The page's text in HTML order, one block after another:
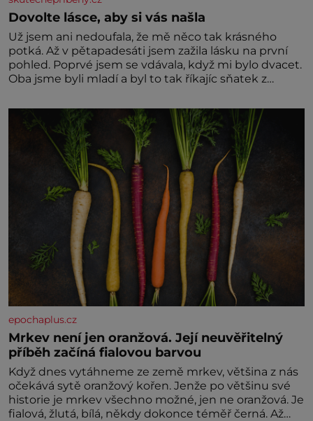
Dovolte lásce, aby si vás našla
Už jsem ani nedoufala, že mě něco tak krásného
potká. Až v pětapadesáti jsem zažila lásku na první
pohled. Poprvé jsem se vdávala, když mi bylo dvacet.
Oba jsme byli mladí a byl to tak říkajíc sňatek z
zaopatřený mladý muž. Manželství nám oběma moc
nesvědčilo, brzy jsme zjistili, že
epochaplus.cz
Mrkev není jen oranžová. Její neuvěřitelný
příběh začíná fialovou barvou
Když dnes vytáhneme ze země mrkev, většina z nás
očekává sytě oranžový kořen. Jenže po většinu své
historie je mrkev všechno možné, jen ne oranžová. Je
fialová, žlutá, bílá, někdy dokonce téměř černá. Až